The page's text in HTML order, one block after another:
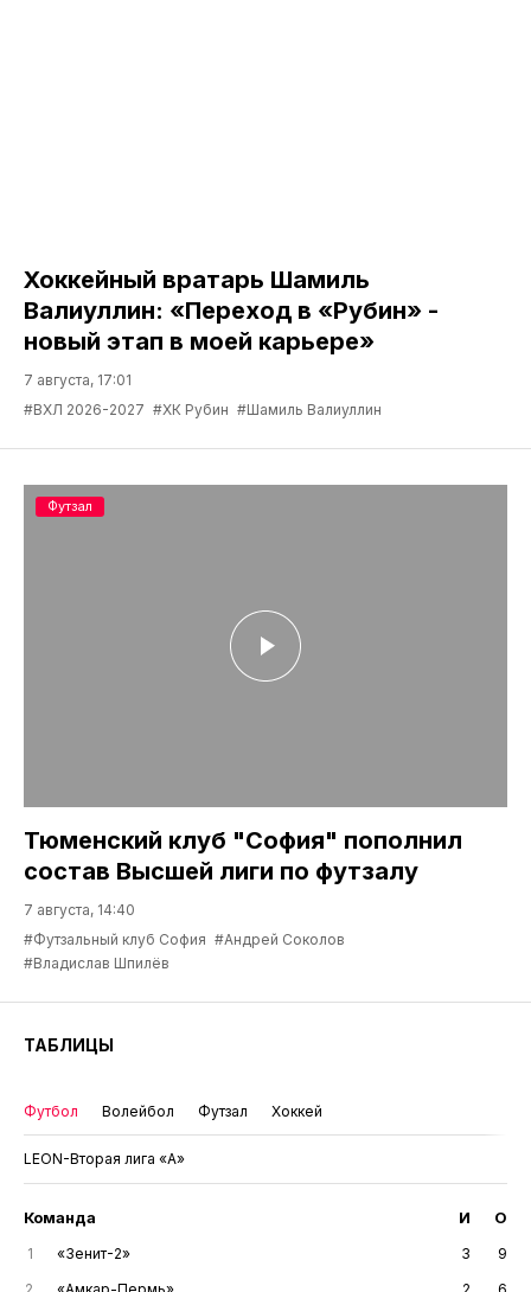
Хоккейный вратарь Шамиль
Валиуллин: «Переход в «Рубин» -
новый этап в моей карьере»
7 августа, 17:01
#ВХЛ 2026-2027 #ХК Рубин #Шамиль Валиуллин
Тюменский клуб "София" пополнил
состав Высшей лиги по футзалу
7 августа, 14:40
#Футзальный клуб София #Андрей Соколов
#Владислав Шпилёв
Футзал
ТАБЛИЦЫ
Футбол Волейбол Футзал Хоккей
LEON-Вторая лига «А»
Команда И О
1 «Зенит-2» 3
9